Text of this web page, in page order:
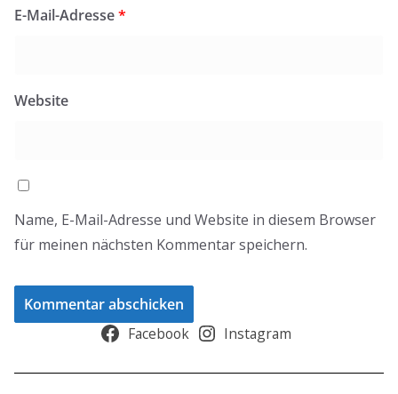
E-Mail-Adresse*
Website
Name, E-Mail-Adresse und Website in diesem Browser
für meinen nächsten Kommentar speichern.
Facebook Instagram